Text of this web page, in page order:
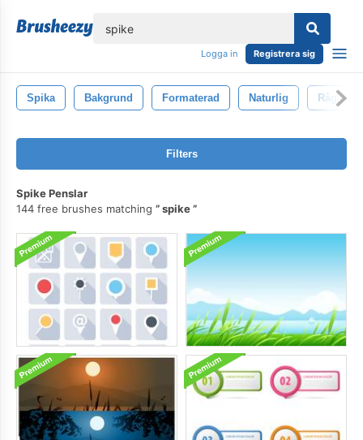
Logga in Registrera sig
Spika Bakgrund Formaterad Naturlig Råg
Filters
Spike Penslar
144 free brushes matching
spike